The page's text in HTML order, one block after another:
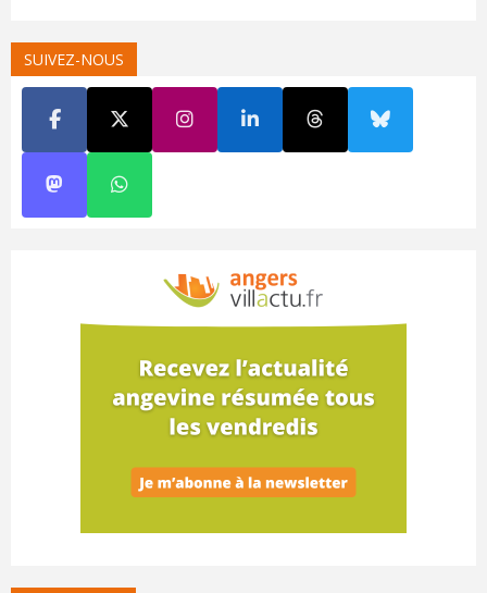
SUIVEZ-NOUS